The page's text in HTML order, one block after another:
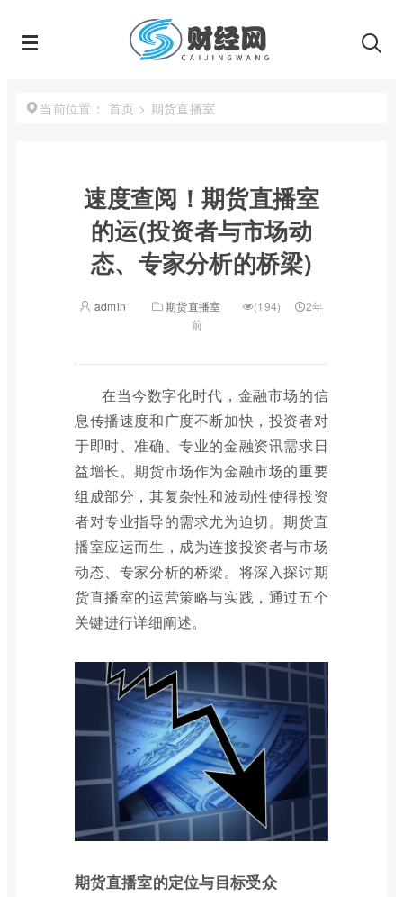
当前位置： 首页 > 期货直播室
速度查阅！期货直播室
的运(投资者与市场动
态、专家分析的桥梁)
admin 期货直播室 (194)
2年
前
在当今数字化时代，金融市场的信
息传播速度和广度不断加快，投资者对
于即时、准确、专业的金融资讯需求日
益增长。期货市场作为金融市场的重要
组成部分，其复杂性和波动性使得投资
者对专业指导的需求尤为迫切。期货直
播室应运而生，成为连接投资者与市场
动态、专家分析的桥梁。将深入探讨期
货直播室的运营策略与实践，通过五个
关键进行详细阐述。
期货直播室的定位与目标受众